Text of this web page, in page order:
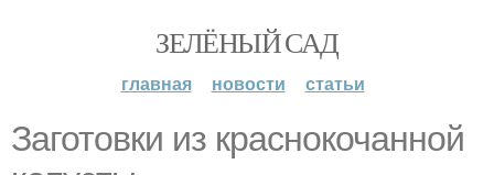
ЗЕЛЁНЫЙ САД
главная новости статьи
Заготовки из краснокочанной